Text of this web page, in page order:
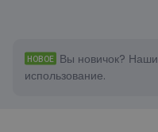
НОВОЕ Вы новичок? Наши
использование.